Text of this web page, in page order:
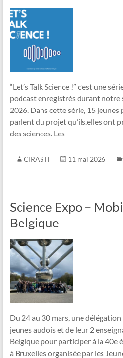
“Let’s Talk Science !” c’est une
podcast enregistrés durant notre
2026. Dans cette série, 15
parlent du projet qu’ils.elles ont
des sciences. Les
CIRASTI 11 mai 2026
Science Expo –
Belgique
Du 24 au 30 mars, une
jeunes audois et de leur 2
Belgique pour participer à la 40e
à Bruxelles organisée par les